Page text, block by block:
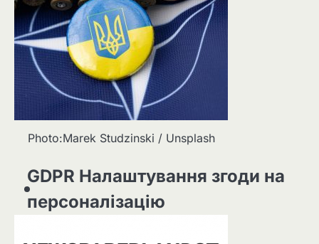
Photo:Marek Studzinski / Unsplash
GDPR Налаштування згоди на
персоналізацію